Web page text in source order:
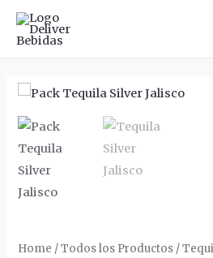
Home /Todos los Productos /